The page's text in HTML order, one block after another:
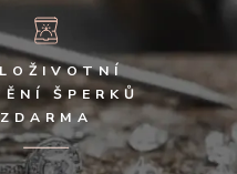
ŠPERKŮ
ZDARMA